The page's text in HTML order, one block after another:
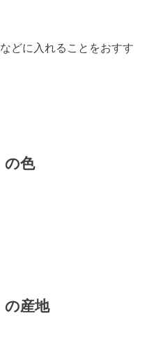
どに入れることをおすす
の色
の産地